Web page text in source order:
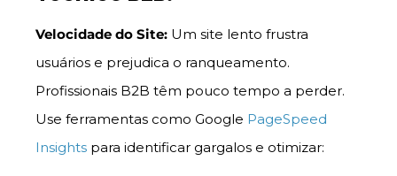
Velocidade do Site: Um site lento frustra
usuários e prejudica o ranqueamento.
Profissionais B2B têm pouco tempo a perder.
Use ferramentas como Google PageSpeed
Insights para identificar gargalos e otimizar: